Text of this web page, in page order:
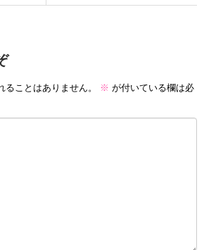
ることはありません。 ※ が付いている欄は必